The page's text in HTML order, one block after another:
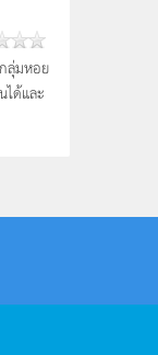
ลุ่มหอย
ได้และ